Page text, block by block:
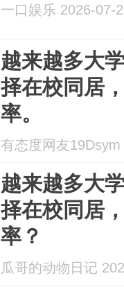
一口娱乐 2026-07-
越来越多大
择在校同居
率。
有态度网友
越来越多大
择在校同居
率？
瓜哥的动物日记